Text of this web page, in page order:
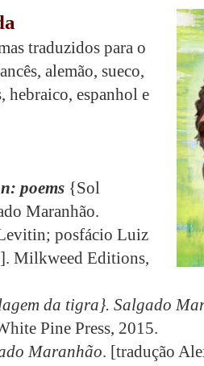
traduzidos para o
alemão, sueco,
hebraico, espanhol e
poems {Sol
Maranhão.
posfácio Luiz
Milkweed Editions,
da tigra}. Salgado
Pine Press, 2015.
Maranhão. [tradução